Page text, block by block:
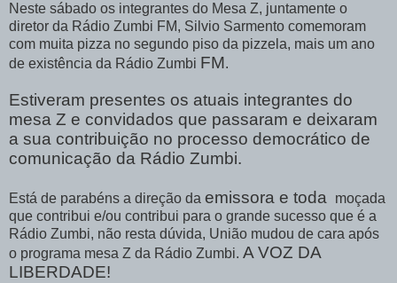
Neste sábado os integrantes do Mesa Z, juntamente o
diretor da Rádio Zumbi FM, Silvio Sarmento comemoram
com muita pizza no segundo piso da pizzela, mais um ano
de existência da Rádio Zumbi FM.
Estiveram presentes os atuais integrantes do
mesa Z e convidados que passaram e deixaram
a sua contribuição no processo democrático de
comunicação da Rádio Zumbi.
Está de parabéns a direção da emissora e toda moçada
que contribui e/ou contribui para o grande sucesso que é a
Rádio Zumbi, não resta dúvida, União mudou de cara após
o programa mesa Z da Rádio Zumbi. A VOZ DA
LIBERDADE!